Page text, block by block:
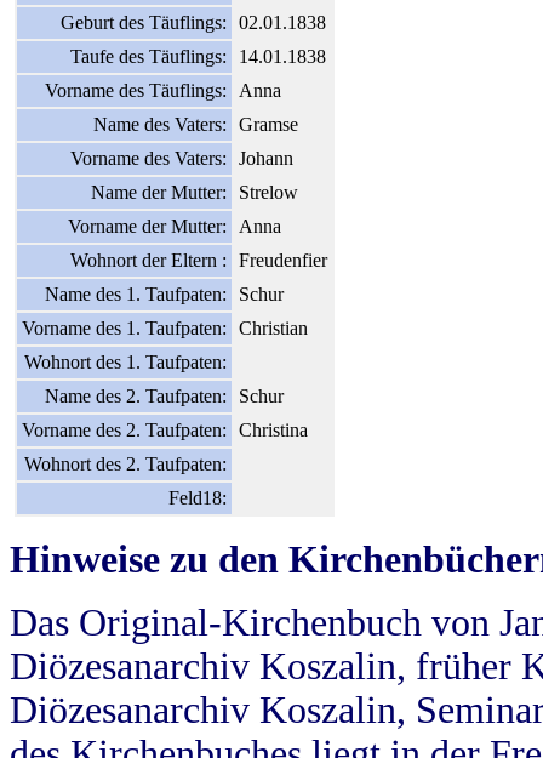
Geburt des Täuflings:
02.01.1838
Taufe des Täuflings:
14.01.1838
Vorname des Täuflings:
Anna
Name des Vaters:
Gramse
Vorname des Vaters:
Johann
Name der Mutter:
Strelow
Vorname der Mutter:
Anna
Wohnort der Eltern :
Freudenfier
Name des 1. Taufpaten:
Schur
Vorname des 1. Taufpaten:
Christian
Wohnort des 1. Taufpaten:
Name des 2. Taufpaten:
Schur
Vorname des 2. Taufpaten:
Christina
Wohnort des 2. Taufpaten:
Feld18:
Hinweise zu den
Das Original-Kirchenbuch von
Diözesanarchiv Koszalin, früher
Diözesanarchiv Koszalin,